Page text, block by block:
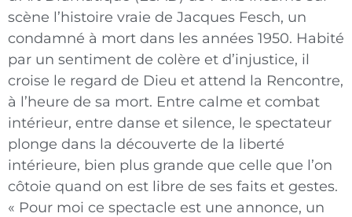
scène l’histoire vraie de Jacques Fesch, un
condamné à mort dans les années 1950. Habité
par un sentiment de colère et d’injustice, il
croise le regard de Dieu et attend la Rencontre,
à l’heure de sa mort. Entre calme et combat
intérieur, entre danse et silence, le spectateur
plonge dans la découverte de la liberté
intérieure, bien plus grande que celle que l’on
côtoie quand on est libre de ses faits et gestes.
« Pour moi ce spectacle est une annonce, un